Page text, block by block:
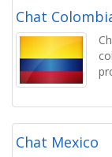
Chat
Chat Mexico